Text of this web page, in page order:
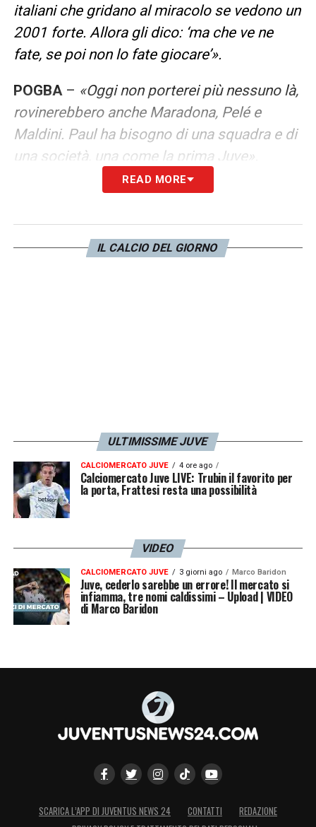
italiani che gridano al miracolo se vedono un
2001 forte. Allora gli dico: ‘ma che ve ne
fate, se poi non lo fate giocare’».
POGBA– «Oggi non porterei più nessuno là,
rovinerebbero anche Maradona, Pelé e
Maldini. Paul ha bisogno di una squadra e di
una società, una come la prima Juve».
READ MORE
IL CALCIO DEL GIORNO
ULTIMISSIME JUVE
CALCIOMERCATO JUVE 4 ore ago
Calciomercato Juve LIVE: Trubin il favorito per
la porta, Frattesi resta una possibilità
VIDEO
CALCIOMERCATO JUVE 3 giorni ago Marco Baridon
Juve, cederlo sarebbe un errore! Il mercato si
infiamma, tre nomi caldissimi – Upload | VIDEO
di Marco Baridon
SCARICA L’APP DI JUVENTUS NEWS 24 CONTATTI
REDAZIONE